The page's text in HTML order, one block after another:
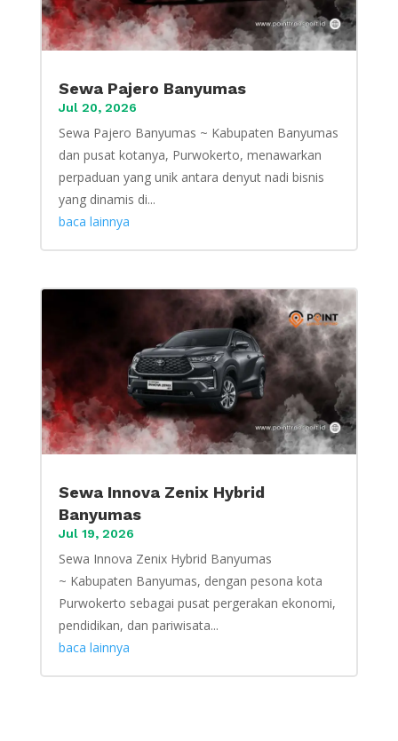
Sewa Pajero Banyumas
Jul 20, 2026
Sewa Pajero Banyumas ~ Kabupaten Banyumas
dan pusat kotanya, Purwokerto, menawarkan
perpaduan yang unik antara denyut nadi bisnis
yang dinamis di...
baca lainnya
Sewa Innova Zenix Hybrid
Banyumas
Jul 19, 2026
Sewa Innova Zenix Hybrid Banyumas
~ Kabupaten Banyumas, dengan pesona kota
Purwokerto sebagai pusat pergerakan ekonomi,
pendidikan, dan pariwisata...
baca lainnya